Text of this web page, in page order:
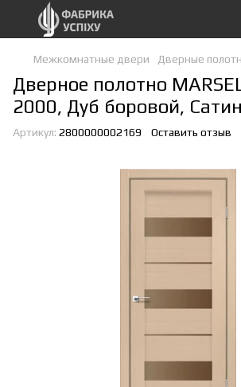
Межкомнатные двери Дверные
Дверное полотно
2000, Дуб боровой,
Артикул: 2800000002169 Оставить отзыв